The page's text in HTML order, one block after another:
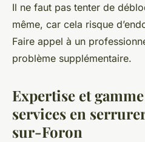
Il ne faut pas tenter de
même, car cela risque
Faire appel à un
problème supplémentaire.
Expertise et
services en
sur-Foron